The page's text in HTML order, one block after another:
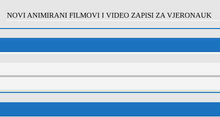
NOVI ANIMIRANI FILMOVI I VIDEO ZAPISI ZA VJERONAUK